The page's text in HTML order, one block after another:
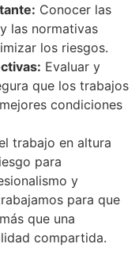
Conocer las
las normativas
los riesgos.
Evaluar y
que los trabajos
condiciones
trabajo en altura
para
y
para que
que una
compartida.